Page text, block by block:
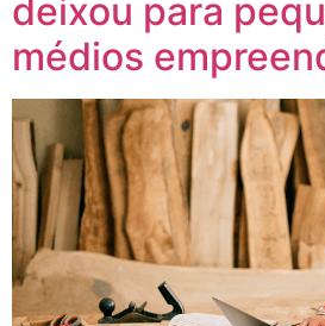
deixou para
médios